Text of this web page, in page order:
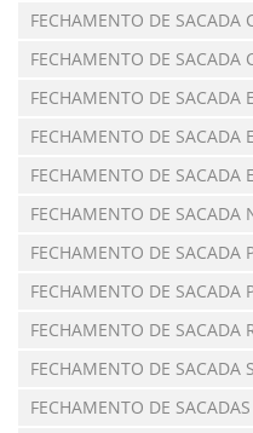
FECHAMENTO DE SACADA
FECHAMENTO DE SACADA
FECHAMENTO DE SACADA
FECHAMENTO DE
FECHAMENTO DE SACADA
FECHAMENTO DE SACADA
FECHAMENTO DE SACADA
FECHAMENTO DE SACADA
FECHAMENTO DE SACADA
FECHAMENTO DE SACADA
FECHAMENTO DE